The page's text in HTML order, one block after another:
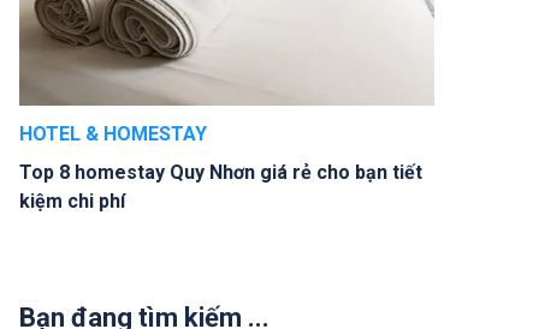
HOTEL & HOMESTAY
Top 8 homestay Quy Nhơn giá rẻ cho bạn tiết
kiệm chi phí
Bạn đang tìm kiếm ...